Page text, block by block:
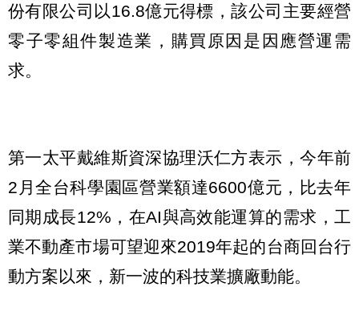
份有限公司以16.8億元得標，該公司主要經營
零子零組件製造業，購買原因是因應營運需
求。
第一太平戴維斯資深協理沃仁方表示，今年前
2月全台科學園區營業額達6600億元，比去年
同期成長12%，在AI與高效能運算的需求，工
業不動產市場可望迎來2019年起的台商回台行
動方案以來，新一波的科技業擴廠動能。